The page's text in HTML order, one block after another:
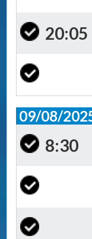
20:05
09/08/
8:30